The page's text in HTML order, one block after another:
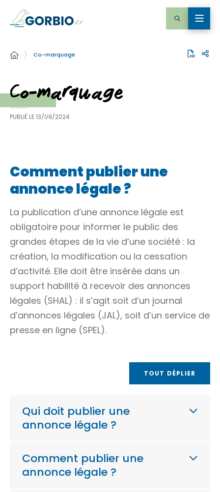
Co-marquage
Co-marquage
PUBLIÉ LE13/09/2024
Comment publier une
annonce légale ?
La publication d’une annonce légale est
obligatoire pour informer le public des
grandes étapes de la vie d’une société : la
création, la modification ou la cessation
d’activité. Elle doit être insérée dans un
support habilité à recevoir des annonces
légales (SHAL) : il s’agit soit d’un journal
d’annonces légales (JAL), soit d’un service de
presse en ligne (SPEL).
TOUT DÉPLIER
Qui doit publier une
annonce légale ?
Comment publier une
annonce légale ?